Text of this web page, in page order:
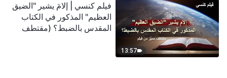
13:57
فيلم كنسي | إلامَ يشير "الضيق
العظيم" المذكور في الكتاب
المقدس بالضبط؟ (مقتطف